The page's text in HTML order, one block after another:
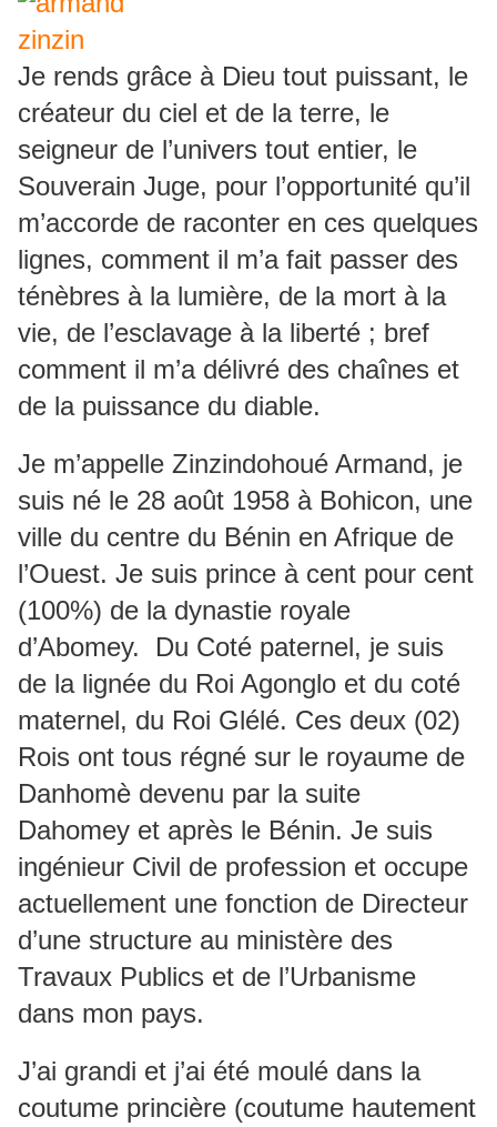
Je rends grâce à Dieu tout puissant, le
créateur du ciel et de la terre, le
seigneur de l’univers tout entier, le
Souverain Juge, pour l’opportunité qu’il
m’accorde de raconter en ces quelques
lignes, comment il m’a fait passer des
ténèbres à la lumière, de la mort à la
vie, de l’esclavage à la liberté ; bref
comment il m’a délivré des chaînes et
de la puissance du diable.
Je m’appelle Zinzindohoué Armand, je
suis né le 28 août 1958 à Bohicon, une
ville du centre du Bénin en Afrique de
l’Ouest. Je suis prince à cent pour cent
(100%) de la dynastie royale
d’Abomey. Du Coté paternel, je suis
de la lignée du Roi Agonglo et du coté
maternel, du Roi Glélé. Ces deux (02)
Rois ont tous régné sur le royaume de
Danhomè devenu par la suite
Dahomey et après le Bénin. Je suis
ingénieur Civil de profession et occupe
actuellement une fonction de Directeur
d’une structure au ministère des
Travaux Publics et de l’Urbanisme
dans mon pays.
J’ai grandi et j’ai été moulé dans la
coutume princière (coutume hautement